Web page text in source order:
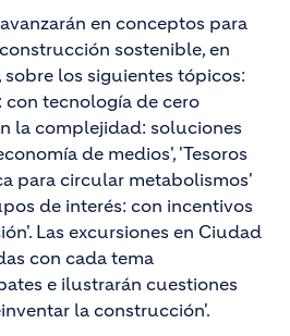
en conceptos para
sostenible, en
los siguientes tópicos:
con tecnología de cero
la complejidad: soluciones
de medios', 'Tesoros
para circular metabolismos'
de interés: con incentivos
Las excursiones en Ciudad
con cada tema
e ilustrarán cuestiones
la construcción'.